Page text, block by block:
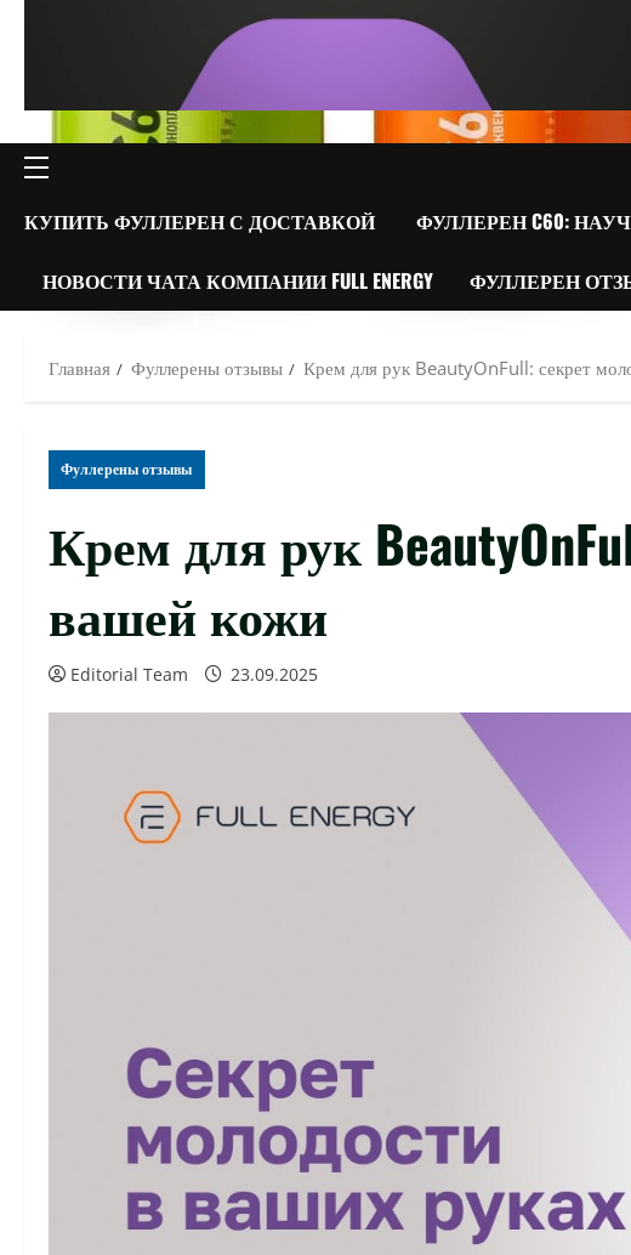
ОСНОВНОЕ
МЕНЮ
КУПИТЬ ФУЛЛЕРЕН С ДОСТАВКОЙ ФУЛЛЕРЕН C60:
НОВОСТИ ЧАТА КОМПАНИИ FULL ENERGY ФУЛЛЕРЕН
Главная Фуллерены отзывы Крем для рук BeautyOnFull: секрет
Фуллерены отзывы
Крем для рук
вашей кожи
Editorial Team 23.09.2025